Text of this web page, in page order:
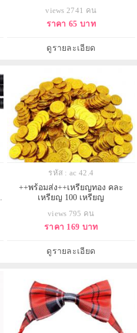
views 2741 คน
ราคา 65 บาท
ดูรายละเอียด
รหัส : ac 42.4
++พร้อมส่ง++เหรียญทอง คละ
เหรียญ 100 เหรียญ
views 795 คน
ราคา 169 บาท
ดูรายละเอียด